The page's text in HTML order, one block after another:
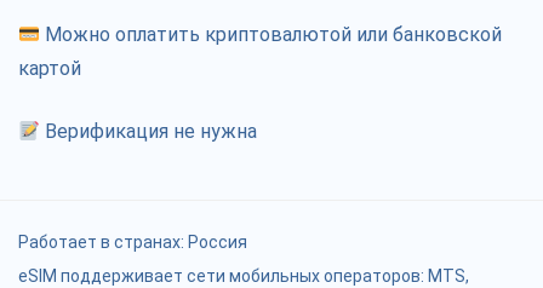
Можно оплатить криптовалютой или банковской
картой
Верификация не нужна
Работает в странах: Россия
eSIM поддерживает сети мобильных операторов: MTS,